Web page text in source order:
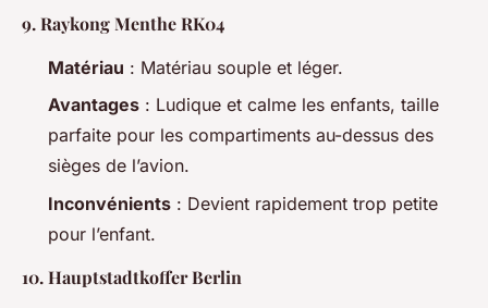
9.Raykong Menthe RK04
Matériau : Matériau souple et léger.
Avantages : Ludique et calme les enfants, taille
parfaite pour les compartiments au-dessus des
sièges de l’avion.
Inconvénients : Devient rapidement trop petite
pour l’enfant.
10.Hauptstadtkoffer Berlin